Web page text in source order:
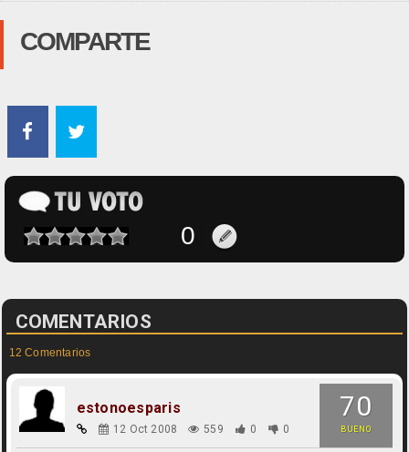
COMPARTE
COMENTARIOS
12 Comentarios
70
BUENO
estonoesparis
12 Oct 2008 559 0 0